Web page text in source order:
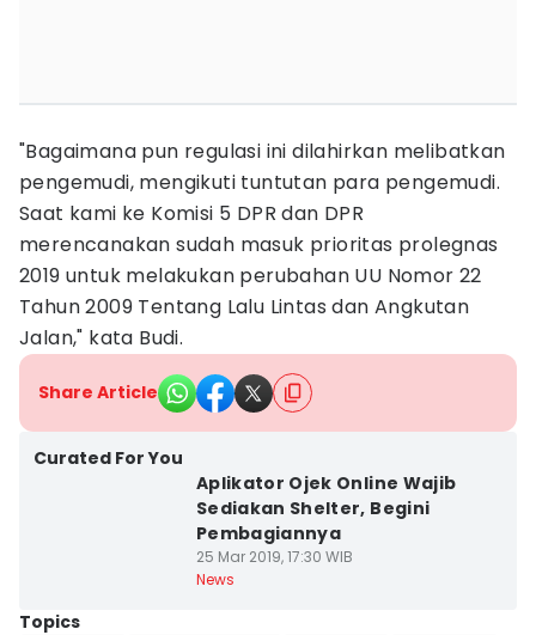
"Bagaimana pun regulasi ini dilahirkan melibatkan
pengemudi, mengikuti tuntutan para pengemudi.
Saat kami ke Komisi 5 DPR dan DPR
merencanakan sudah masuk prioritas prolegnas
2019 untuk melakukan perubahan UU Nomor 22
Tahun 2009 Tentang Lalu Lintas dan Angkutan
Jalan," kata Budi.
Share Article
Curated For You
Aplikator Ojek Online Wajib
Sediakan Shelter, Begini
Pembagiannya
25 Mar 2019, 17:30 WIB
News
Topics